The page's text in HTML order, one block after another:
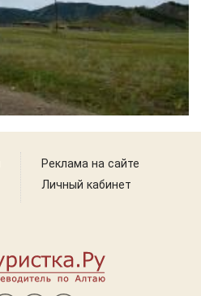
Реклама на сайте
Личный кабинет